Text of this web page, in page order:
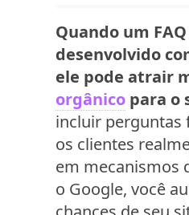
Quando um
desenvolvido
ele pode atrair
orgânico para o
incluir perguntas
os clientes
em mecanismos
o Google, você